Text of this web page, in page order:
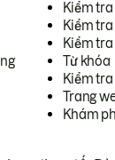
Kiểm
Kiểm tra
Kiểm
Từ khóa
Kiểm
Trang
Khám